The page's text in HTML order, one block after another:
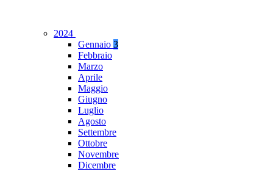
2024
Gennaio 3
Febbraio
Marzo
Aprile
Maggio
Giugno
Luglio
Agosto
Settembre
Ottobre
Novembre
Dicembre